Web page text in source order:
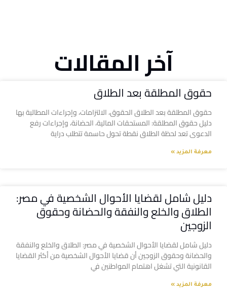
آخر المقالات
حقوق المطلقة بعد الطلاق
حقوق المطلقة بعد الطلاق الحقوق، الالتزامات، وإجراءات المطالبة بها
دليل حقوق المطلقة: المستحقات المالية، الحضانة، وإجراءات رفع
الدعوى تعد لحظة الطلاق نقطة تحول حاسمة تتطلب دراية
معرفة المزيد »
دليل شامل لقضايا الأحوال الشخصية في مصر:
الطلاق والخلع والنفقة والحضانة وحقوق
الزوجين
دليل شامل لقضايا الأحوال الشخصية في مصر: الطلاق والخلع والنفقة
والحضانة وحقوق الزوجين أن قضايا الأحوال الشخصية من أكثر القضايا
القانونية التي تشغل اهتمام المواطنين في
معرفة المزيد »